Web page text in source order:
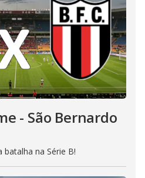
- São Bernardo
batalha na Série B!